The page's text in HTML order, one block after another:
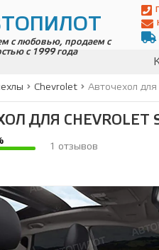
с любовью, продаем с
с 1999 года
Chevrolet Авточехол
ДЛЯ CHEVROLET
1 отзывов